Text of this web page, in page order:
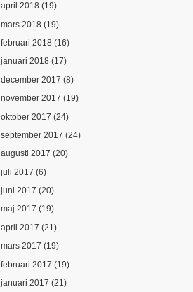
april 2018(19)
mars 2018(19)
februari 2018(16)
januari 2018(17)
december 2017 (8)
november 2017 (19)
oktober 2017 (24)
september 2017 (24)
augusti 2017 (20)
juli 2017 (6)
juni 2017 (20)
maj 2017 (19)
april 2017 (21)
mars 2017 (19)
februari 2017 (19)
januari 2017 (21)